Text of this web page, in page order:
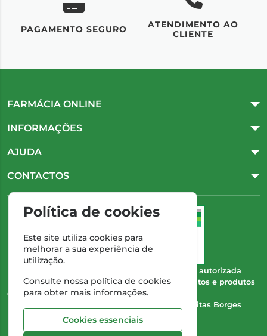
PAGAMENTO SEGURO
ATENDIMENTO AO
CLIENTE
FARMÁCIA ONLINE
INFORMAÇÕES
AJUDA
CONTACTOS
Esta farmácia (Farmácia Gonçalves) encontra-se autorizada
pelo INFARMED para a dispensa de medicamentos e produtos
de saúde ao domicílio e através da internet.
Dra. Cristina Marta de Freitas Borges
Gonçalves
Política de cookies
Este site utiliza cookies para
melhorar a sua experiência de
utilização.
Consulte nossa política de cookies
para obter mais informações.
Cookies essenciais